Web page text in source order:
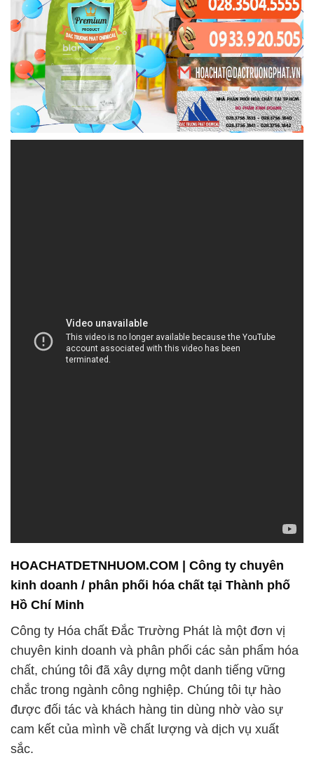
HOACHATDETNHUOM.COM | Công ty chuyên
kinh doanh / phân phối hóa chất tại Thành phố
Hồ Chí Minh
Công ty Hóa chất Đắc Trường Phát là một đơn vị
chuyên kinh doanh và phân phối các sản phẩm hóa
chất, chúng tôi đã xây dựng một danh tiếng vững
chắc trong ngành công nghiệp. Chúng tôi tự hào
được đối tác và khách hàng tin dùng nhờ vào sự
cam kết của mình về chất lượng và dịch vụ xuất
sắc.